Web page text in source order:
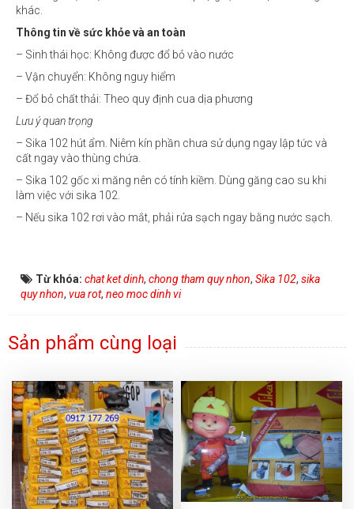
khác.
Thông tin về sức khỏe và an toàn
– Sinh thái học: Không được đổ bỏ vào nước
– Vận chuyển: Không nguy hiểm
– Đổ bỏ chất thải: Theo quy định cua dịa phương
Lưu ý quan trọng
– Sika 102 hút ẩm. Niêm kín phần chưa sử dụng ngay lập tức và
cất ngay vào thùng chứa.
– Sika 102 gốc xi măng nên có tính kiềm. Dùng găng cao su khi
làm việc với sika 102.
– Nếu sika 102 rơi vào mắt, phải rửa sạch ngay bằng nước sạch.
Từ khóa: chat ket dinh, chong tham quy nhon, Sika 102, sika
quy nhon, vua rot, neo moc dinh vi
Sản phẩm cùng loại